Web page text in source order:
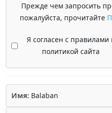
Прежде чем запросить
пожалуйста, прочитайте
Я согласен с правилами
политикой сайта
Имя: Balaban